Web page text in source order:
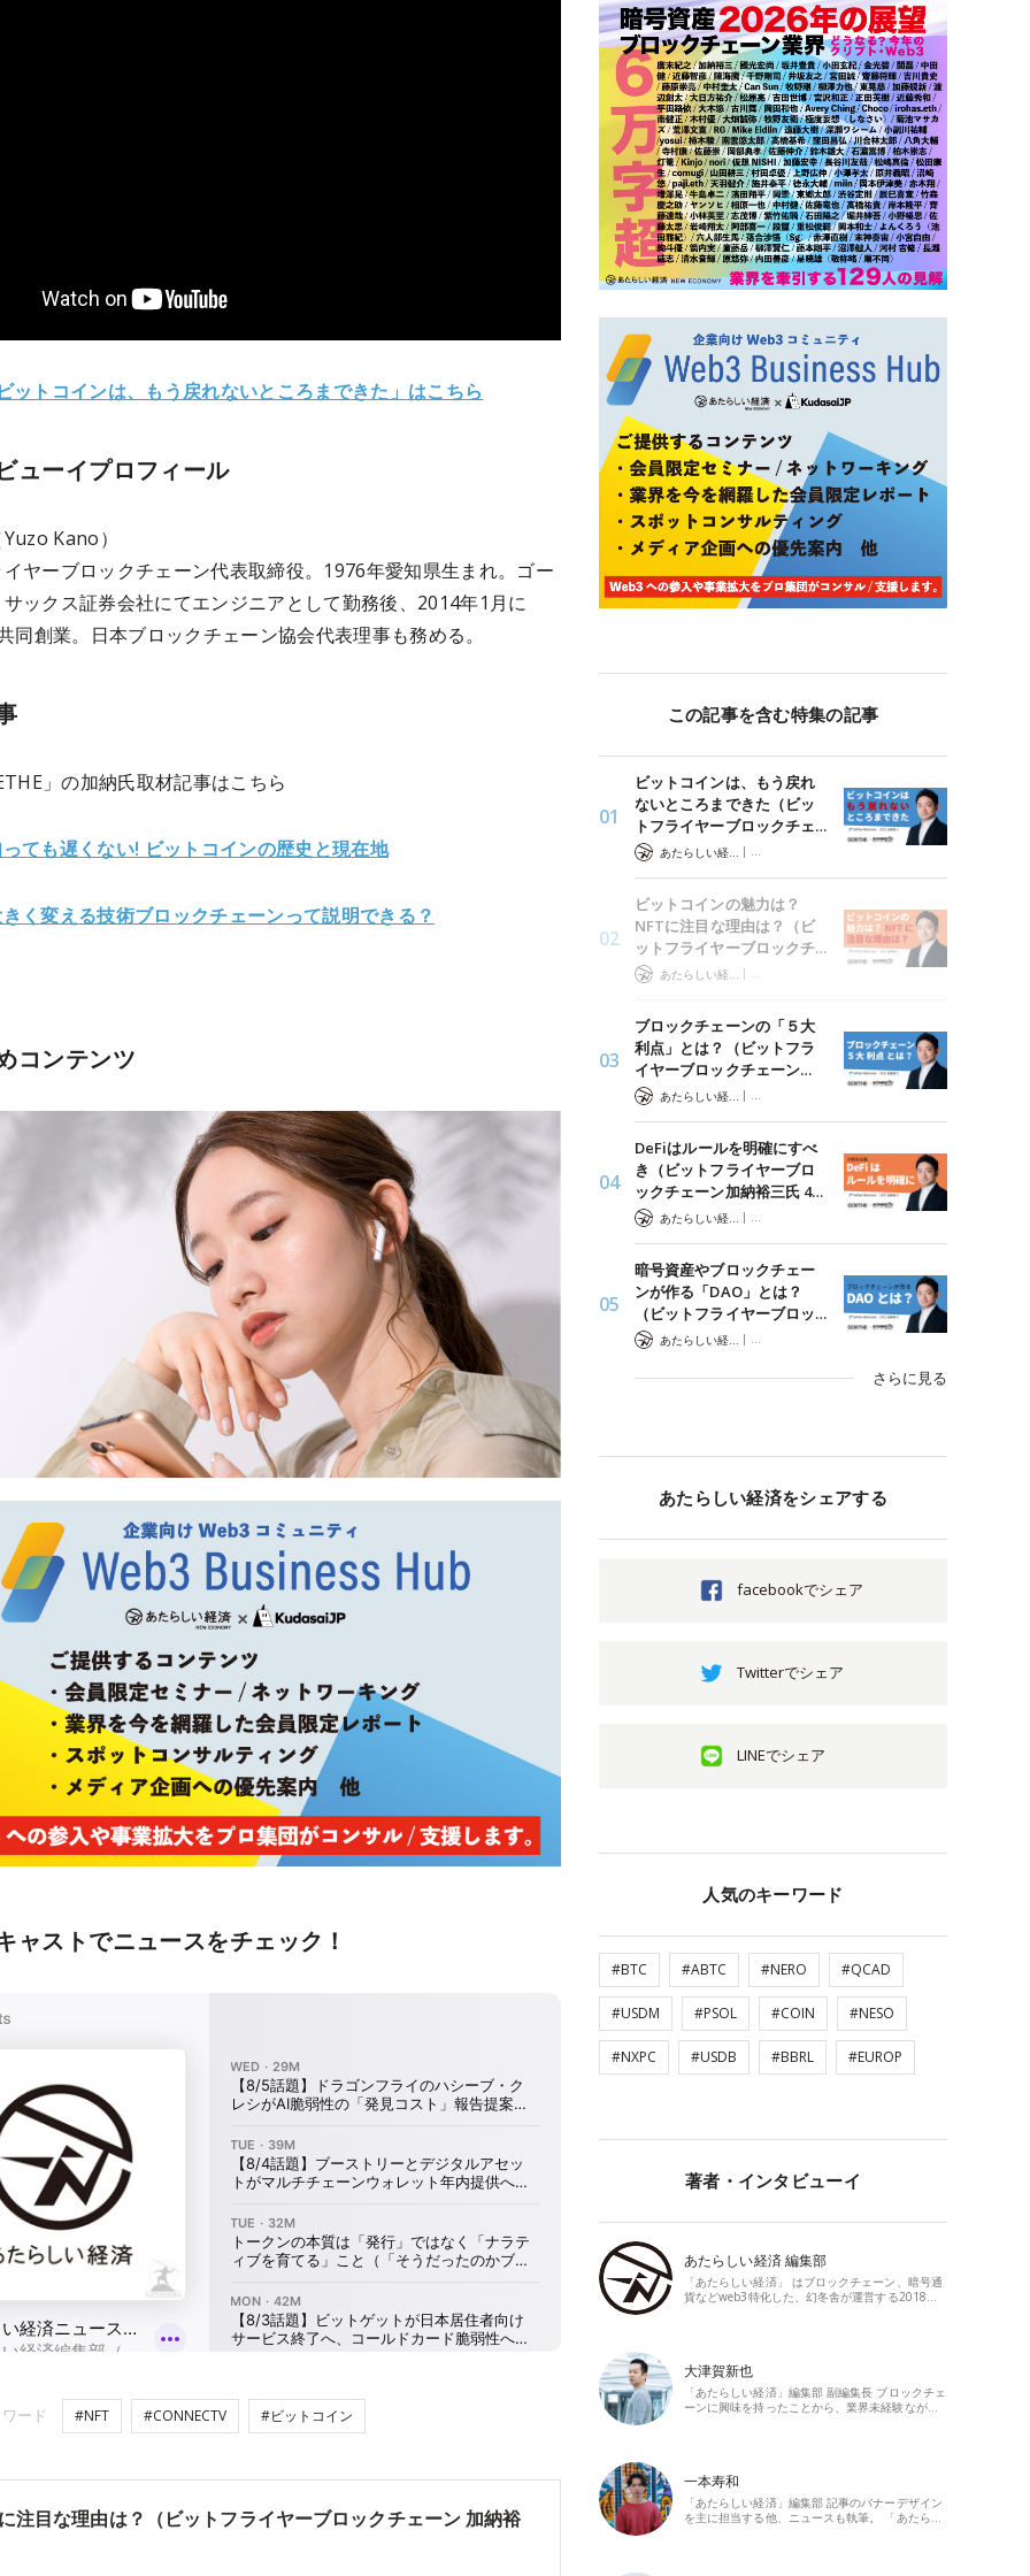
ットコインは、もう戻れないところまできた」はこちら
ューイプロフィール
Kano）
ヤーブロックチェーン代表取締役。1976年愛知県生まれ。ゴー
ックス証券会社にてエンジニアとして勤務後、2014年1月に
同創業。日本ブロックチェーン協会代表理事も務める。
」の加納氏取材記事はこちら
ても遅くない! ビットコインの歴史と現在地
く変える技術ブロックチェーンって説明できる？
コンテンツ
ャストでニュースをチェック！
ード #NFT #CONNECTV #ビットコイン
注目な理由は？（ビットフライヤーブロックチェーン 加納裕
この記事を含む特集の記事
ビットコインは、もう戻れ
ないところまできた（ビッ
トフライヤーブロックチェ…
|
暗号資産は世界をどう変えるか?
ビットコインの魅力は？
NFTに注目な理由は？（ビ
ットフライヤーブロックチ…
|
暗号資産は世界をどう変えるか?
ブロックチェーンの「５大
利点」とは？（ビットフラ
イヤーブロックチェーン…
|
暗号資産は世界をどう変えるか?
DeFiはルールを明確にすべ
き（ビットフライヤーブロ
ックチェーン加納裕三氏 4…
|
暗号資産は世界をどう変えるか?
暗号資産やブロックチェー
ンが作る「DAO」とは？
（ビットフライヤーブロッ…
|
暗号資産は世界をどう変えるか?
さらに見る
あたらしい経済をシェアする
facebookでシェア
Twitterでシェア
LINEでシェア
人気のキーワード
#BTC #ABTC #NERO #QCAD
#USDM #PSOL #COIN #NESO
#NXPC #USDB #BBRL #EUROP
著者・インタビューイ
あたらしい経済 編集部
「あたらしい経済」 はブロックチェーン、暗号通
貨などweb3特化した、幻冬舎が運営する2018…
大津賀新也
「あたらしい経済」編集部 副編集長 ブロックチェ
ーンに興味を持ったことから、業界未経験なが…
一本寿和
「あたらしい経済」編集部 記事のバナーデザイン
を主に担当する他、ニュースも執筆。 「あたら…